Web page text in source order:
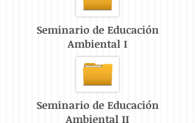
Seminario de Educación
Ambiental I
Seminario de Educación
Ambiental II